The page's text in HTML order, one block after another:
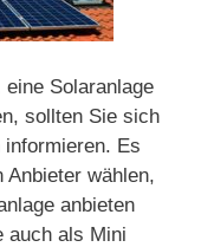
Solaranlage
sollten Sie sich
Es
wählen,
anbieten
auch als Mini